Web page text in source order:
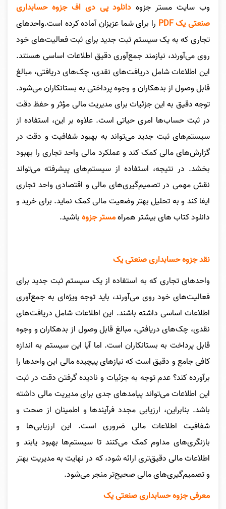
وب سایت مستر جزوه دانلود پی دی اف جزوه حسابداری
صنعتی یک PDF
را برای شما عزیزان آماده کرده است.واحدهای
تجاری که به یک سیستم ثبت جدید برای ثبت فعالیت‌های خود
روی می‌آورند، نیازمند جمع‌آوری دقیق اطلاعات اساسی هستند.
این اطلاعات شامل دریافت‌های نقدی، چک‌های دریافتی، مبالغ
قابل وصول از بدهکاران و وجوه پرداختی به بستانکاران می‌شود.
توجه دقیق به این جزئیات برای مدیریت مالی مؤثر و حفظ دقت
در ثبت حساب‌ها امری حیاتی است. علاوه بر این، استفاده از
سیستم‌های ثبت جدید می‌تواند به بهبود شفافیت و دقت در
گزارش‌های مالی کمک کند و عملکرد مالی واحد تجاری را بهبود
بخشد. در نتیجه، استفاده از سیستم‌های پیشرفته می‌تواند
نقش مهمی در تصمیم‌گیری‌های مالی و اقتصادی واحد تجاری
ایفا کند و به تحلیل بهتر وضعیت مالی کمک نماید. برای خرید و
دانلود کتاب های بیشتر همراهمستر جزوهباشید.
نقد جزوه حسابداری صنعتی یک
واحدهای تجاری که به استفاده از یک سیستم ثبت جدید برای
فعالیت‌های خود روی می‌آورند، باید توجه ویژه‌ای به جمع‌آوری
اطلاعات اساسی داشته باشند. این اطلاعات شامل دریافت‌های
نقدی، چک‌های دریافتی، مبالغ قابل وصول از بدهکاران و وجوه
قابل پرداخت به بستانکاران است. اما آیا این سیستم به اندازه
کافی جامع و دقیق است که نیازهای پیچیده مالی این واحدها را
برآورده کند؟ عدم توجه به جزئیات و نادیده گرفتن دقت در ثبت
این اطلاعات می‌تواند پیامدهای جدی برای مدیریت مالی داشته
باشد. بنابراین، ارزیابی مجدد فرآیندها و اطمینان از صحت و
شفافیت اطلاعات مالی ضروری است. این ارزیابی‌ها و
بازنگری‌های مداوم کمک می‌کنند تا سیستم‌ها بهبود یابند و
اطلاعات مالی دقیق‌تری ارائه شود، که در نهایت به مدیریت بهتر
و تصمیم‌گیری‌های مالی صحیح‌تر منجر می‌شود.
معرفی جزوه حسابداری صنعتی یک